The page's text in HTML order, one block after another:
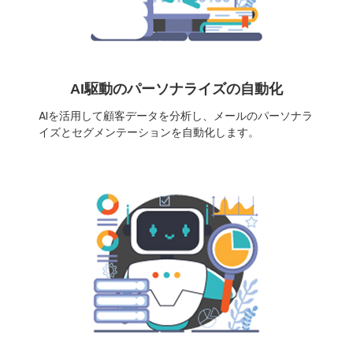
AI駆動のパーソナライズの自動化
AIを活用して顧客データを分析し、メールのパーソナラ
イズとセグメンテーションを自動化します。